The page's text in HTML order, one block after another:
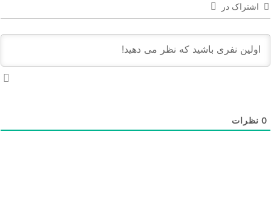
اشتراک در
نظرات